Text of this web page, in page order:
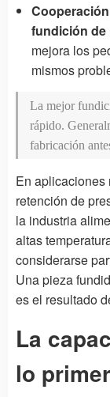
fundición de
mejora los
mismos
La mejor
rápido.
fabricación
En aplicaciones
retención de
la industria
altas
considerarse
Una pieza
es el resultado
La
lo